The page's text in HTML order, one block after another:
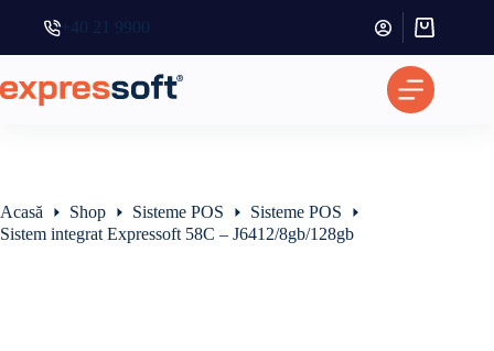
+40 21 9900
Coș
de
Acasă Shop Sisteme POS
Sisteme POS
Sistem integrat Expressoft 58C – J6412/8gb/128gb